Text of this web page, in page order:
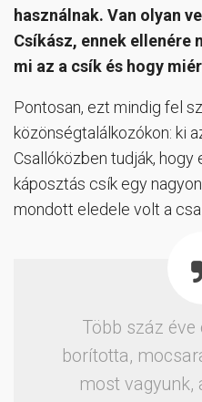
használnak. Van olyan
Csíkász, ennek ellenére
mi az a csík és hogy
Pontosan, ezt mindig fel
közönségtalálkozókon: ki
Csallóközben tudják, hogy
káposztás csík egy
mondott eledele volt a
Több száz
borította,
most vagyunk,